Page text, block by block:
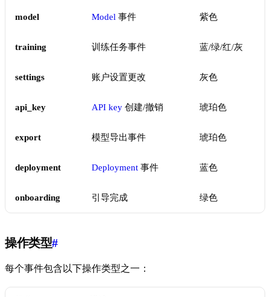
model Model 事件 紫色
training 训练任务事件 蓝/绿/红/灰
settings 账户设置更改 灰色
api_key API key 创建/撤销 琥珀色
export 模型导出事件 琥珀色
deployment Deployment 事件 蓝色
onboarding 引导完成 绿色
操作类型#
每个事件包含以下操作类型之一：